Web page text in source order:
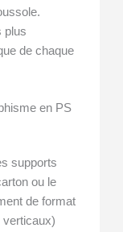
plus
de chaque
en PS
supports
ou le
de format
verticaux)